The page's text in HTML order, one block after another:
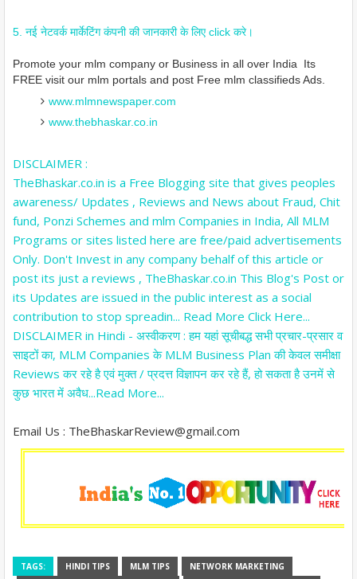
5. नई नेटवर्क मार्केटिंग कंपनी की जानकारी के लिए click करे।
Promote your mlm company or Business in all over India Its
FREE visit our mlm portals and post Free mlm classifieds Ads.
www.mlmnewspaper.com
www.thebhaskar.co.in
DISCLAIMER :
TheBhaskar.co.in is a Free Blogging site that gives peoples
awareness/ Updates , Reviews and News about Fraud, Chit
fund, Ponzi Schemes and mlm Companies in India, All MLM
Programs or sites listed here are free/paid advertisements
Only. Don't Invest in any company behalf of this article or
post its just a reviews , TheBhaskar.co.in This Blog's Post or
its Updates are issued in the public interest as a social
contribution to stop spreadin... Read More Click Here...
DISCLAIMER in Hindi - अस्वीकरण : हम यहां सूचीबद्ध सभी प्रचार-प्रसार व
साइटों का, MLM Companies के MLM Business Plan की केवल समीक्षा
Reviews कर रहे है एवं मुक्त / प्रदत्त विज्ञापन कर रहे हैं, हो सकता है उनमें से
कुछ भारत में अवैध...Read More...
Email Us : TheBhaskarReview@gmail.com
TAGS: HINDI TIPS MLM TIPS
NETWORK MARKETING